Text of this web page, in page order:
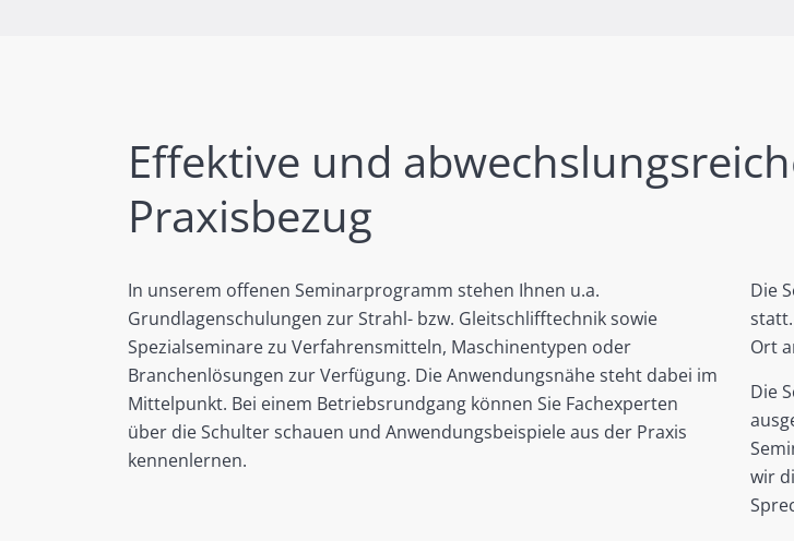
Effektive und
Praxisbezug
In unserem offenen Seminarprogramm stehen Ihnen u.a.
Grundlagenschulungen zur Strahl- bzw. Gleitschlifftechnik sowie
Spezialseminare zu Verfahrensmitteln, Maschinentypen oder
Branchenlösungen zur Verfügung. Die Anwendungsnähe steht dabei im
Mittelpunkt. Bei einem Betriebsrundgang können Sie Fachexperten
über die Schulter schauen und Anwendungsbeispiele aus der Praxis
kennenlernen.
Die
Ort
Die
wir